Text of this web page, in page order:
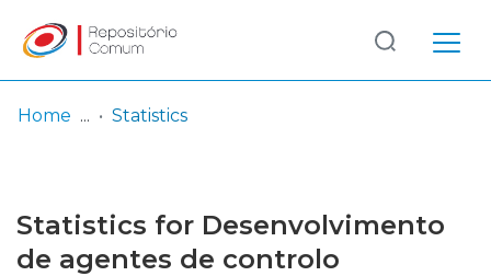
Browse repository
Log
In
(current)
Home Statistics
Statistics for Desenvolvimento
de agentes de controlo